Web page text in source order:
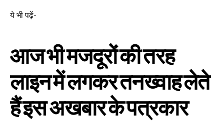
ये भी पढ़ें-
आज भी मजदूरों की तरह
लाइन में लगकर तनख्वाह लेते
हैं इस अखबार के पत्रकार